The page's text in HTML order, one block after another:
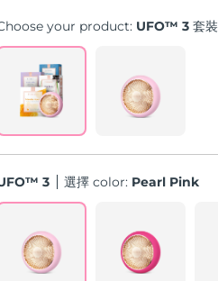
your product: UFO™ 3 套裝
3 選擇 color: Pearl Pink